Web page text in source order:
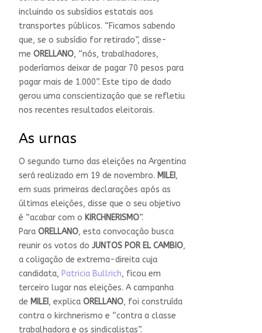
incluindo os subsídios estatais aos
transportes públicos. “Ficamos sabendo
que, se o subsídio for retirado”, disse-
me ORELLANO, “nós, trabalhadores,
poderíamos deixar de pagar 70 pesos para
pagar mais de 1.000”. Este tipo de dado
gerou uma conscientização que se refletiu
nos recentes resultados eleitorais.
As urnas
O segundo turno das eleições na Argentina
será realizado em 19 de novembro. MILEI ,
em suas primeiras declarações após as
últimas eleições, disse que o seu objetivo
é “acabar com o KIRCHNERISMO”.
Para ORELLANO, esta convocação busca
reunir os votos do JUNTOS POR EL CAMBIO,
a coligação de extrema-direita cuja
candidata, Patricia Bullrich, ficou em
terceiro lugar nas eleições. A campanha
de MILEI , explica ORELLANO, foi construída
contra o kirchnerismo e “contra a classe
trabalhadora e os sindicalistas”.